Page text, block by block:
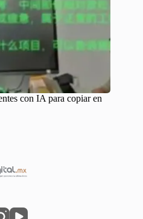
con IA para copiar en